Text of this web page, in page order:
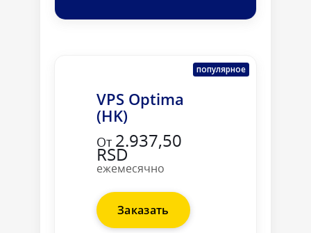
популярное
VPS Optima
(HK)
От 2.937,50
RSD
ежемесячно
Заказать